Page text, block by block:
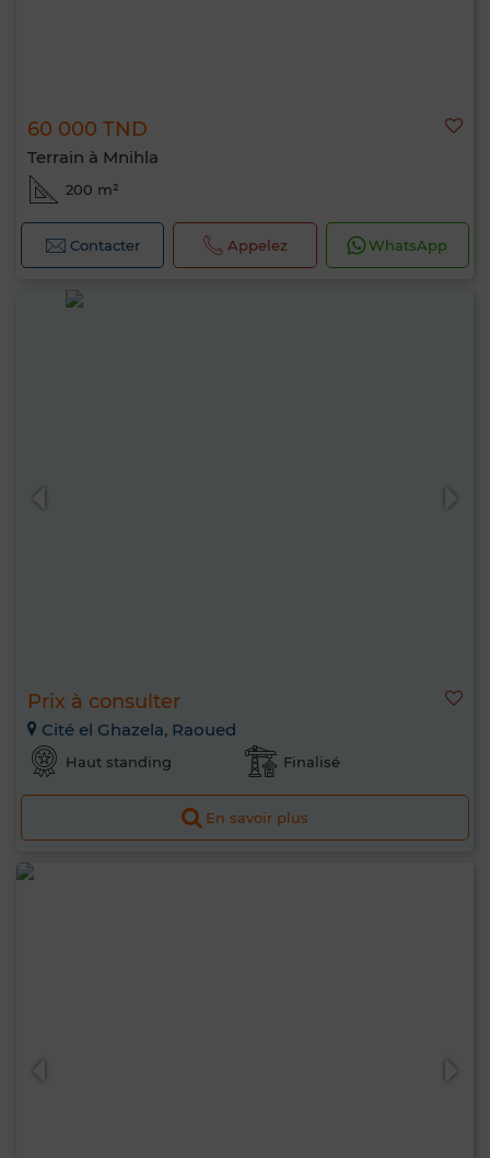
60 000 TND
Terrain à Mnihla
200 m²
Contacter Appelez WhatsApp
Prix à consulter
Cité el Ghazela, Raoued
Haut standing Finalisé
En savoir plus